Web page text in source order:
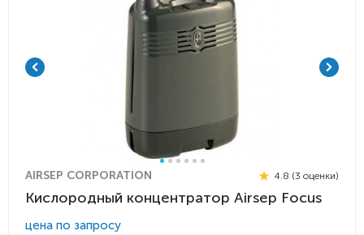
AIRSEP CORPORATION 4.8 (3 оценки)
Кислородный концентратор Airsep Focus
цена по запросу